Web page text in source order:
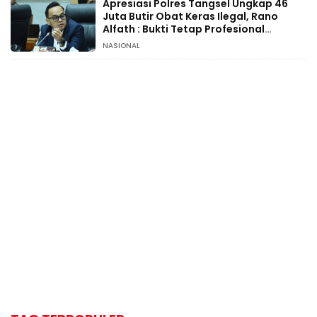
Apresiasi Polres Tangsel Ungkap 46
Juta Butir Obat Keras Ilegal, Rano
Alfath : Bukti Tetap Profesional
Jalankan Tugas
NASIONAL